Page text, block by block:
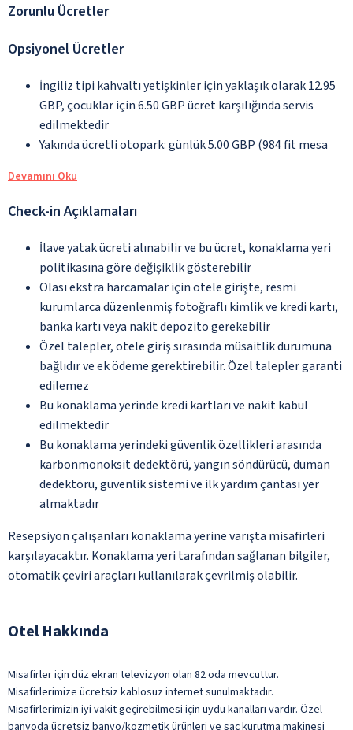
Zorunlu Ücretler
Opsiyonel Ücretler
İngiliz tipi kahvaltı yetişkinler için yaklaşık olarak 12.95
GBP, çocuklar için 6.50 GBP ücret karşılığında servis
edilmektedir
Yakında ücretli otopark: günlük 5.00 GBP (984 fit mesa
Devamını Oku
Check-in Açıklamaları
İlave yatak ücreti alınabilir ve bu ücret, konaklama yeri
politikasına göre değişiklik gösterebilir
Olası ekstra harcamalar için otele girişte, resmi
kurumlarca düzenlenmiş fotoğraflı kimlik ve kredi kartı,
banka kartı veya nakit depozito gerekebilir
Özel talepler, otele giriş sırasında müsaitlik durumuna
bağlıdır ve ek ödeme gerektirebilir. Özel talepler garanti
edilemez
Bu konaklama yerinde kredi kartları ve nakit kabul
edilmektedir
Bu konaklama yerindeki güvenlik özellikleri arasında
karbonmonoksit dedektörü, yangın söndürücü, duman
dedektörü, güvenlik sistemi ve ilk yardım çantası yer
almaktadır
Resepsiyon çalışanları konaklama yerine varışta misafirleri
karşılayacaktır. Konaklama yeri tarafından sağlanan bilgiler,
otomatik çeviri araçları kullanılarak çevrilmiş olabilir.
Otel Hakkında
Misafirler için düz ekran televizyon olan 82 oda mevcuttur.
Misafirlerimize ücretsiz kablosuz internet sunulmaktadır.
Misafirlerimizin iyi vakit geçirebilmesi için uydu kanalları vardır. Özel
banyoda ücretsiz banyo/kozmetik ürünleri ve saç kurutma makinesi